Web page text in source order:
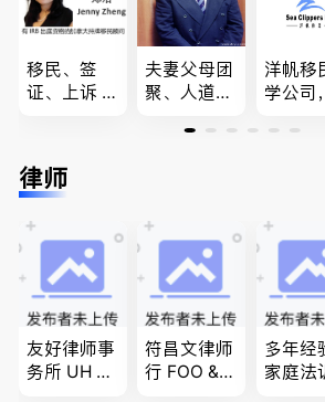
移民、签
证、上诉 --
进”的RCIC-
IRB持牌移
夫妻父母团
聚、人道移
和工签 移
移民签证
、翻译和海
牙认证
洋帆移
学公司
签各类
民和魁
08731
律师
友好律师事
务所 UH LA
符昌文律师
行 FOO & C
多年经
家庭法